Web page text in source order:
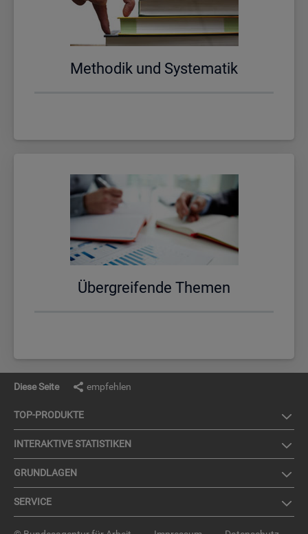
Me­tho­dik und Sys­te­ma­tik
Über­grei­fen­de The­men
Diese Seite empfehlen
TOP-PRO­DUK­TE
IN­TER­AK­TI­VE STA­TIS­TI­KEN
GRUND­LA­GEN
SER­VICE